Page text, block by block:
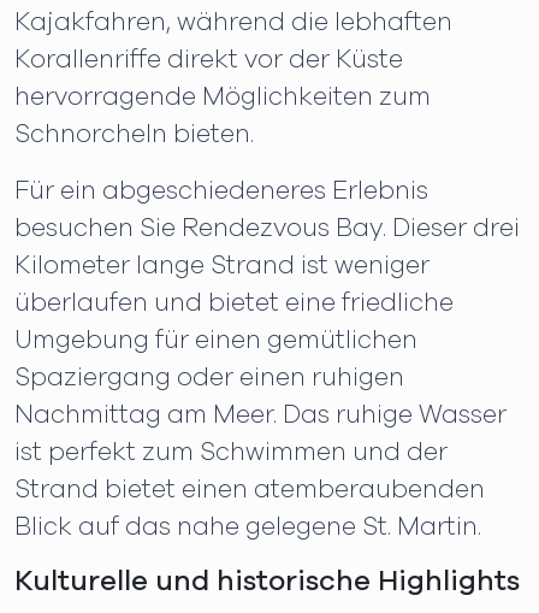
Kajakfahren, während die lebhaften
Korallenriffe direkt vor der Küste
hervorragende Möglichkeiten zum
Schnorcheln bieten.
Für ein abgeschiedeneres Erlebnis
besuchen Sie Rendezvous Bay. Dieser drei
Kilometer lange Strand ist weniger
überlaufen und bietet eine friedliche
Umgebung für einen gemütlichen
Spaziergang oder einen ruhigen
Nachmittag am Meer. Das ruhige Wasser
ist perfekt zum Schwimmen und der
Strand bietet einen atemberaubenden
Blick auf das nahe gelegene St. Martin.
Kulturelle und historische Highlights